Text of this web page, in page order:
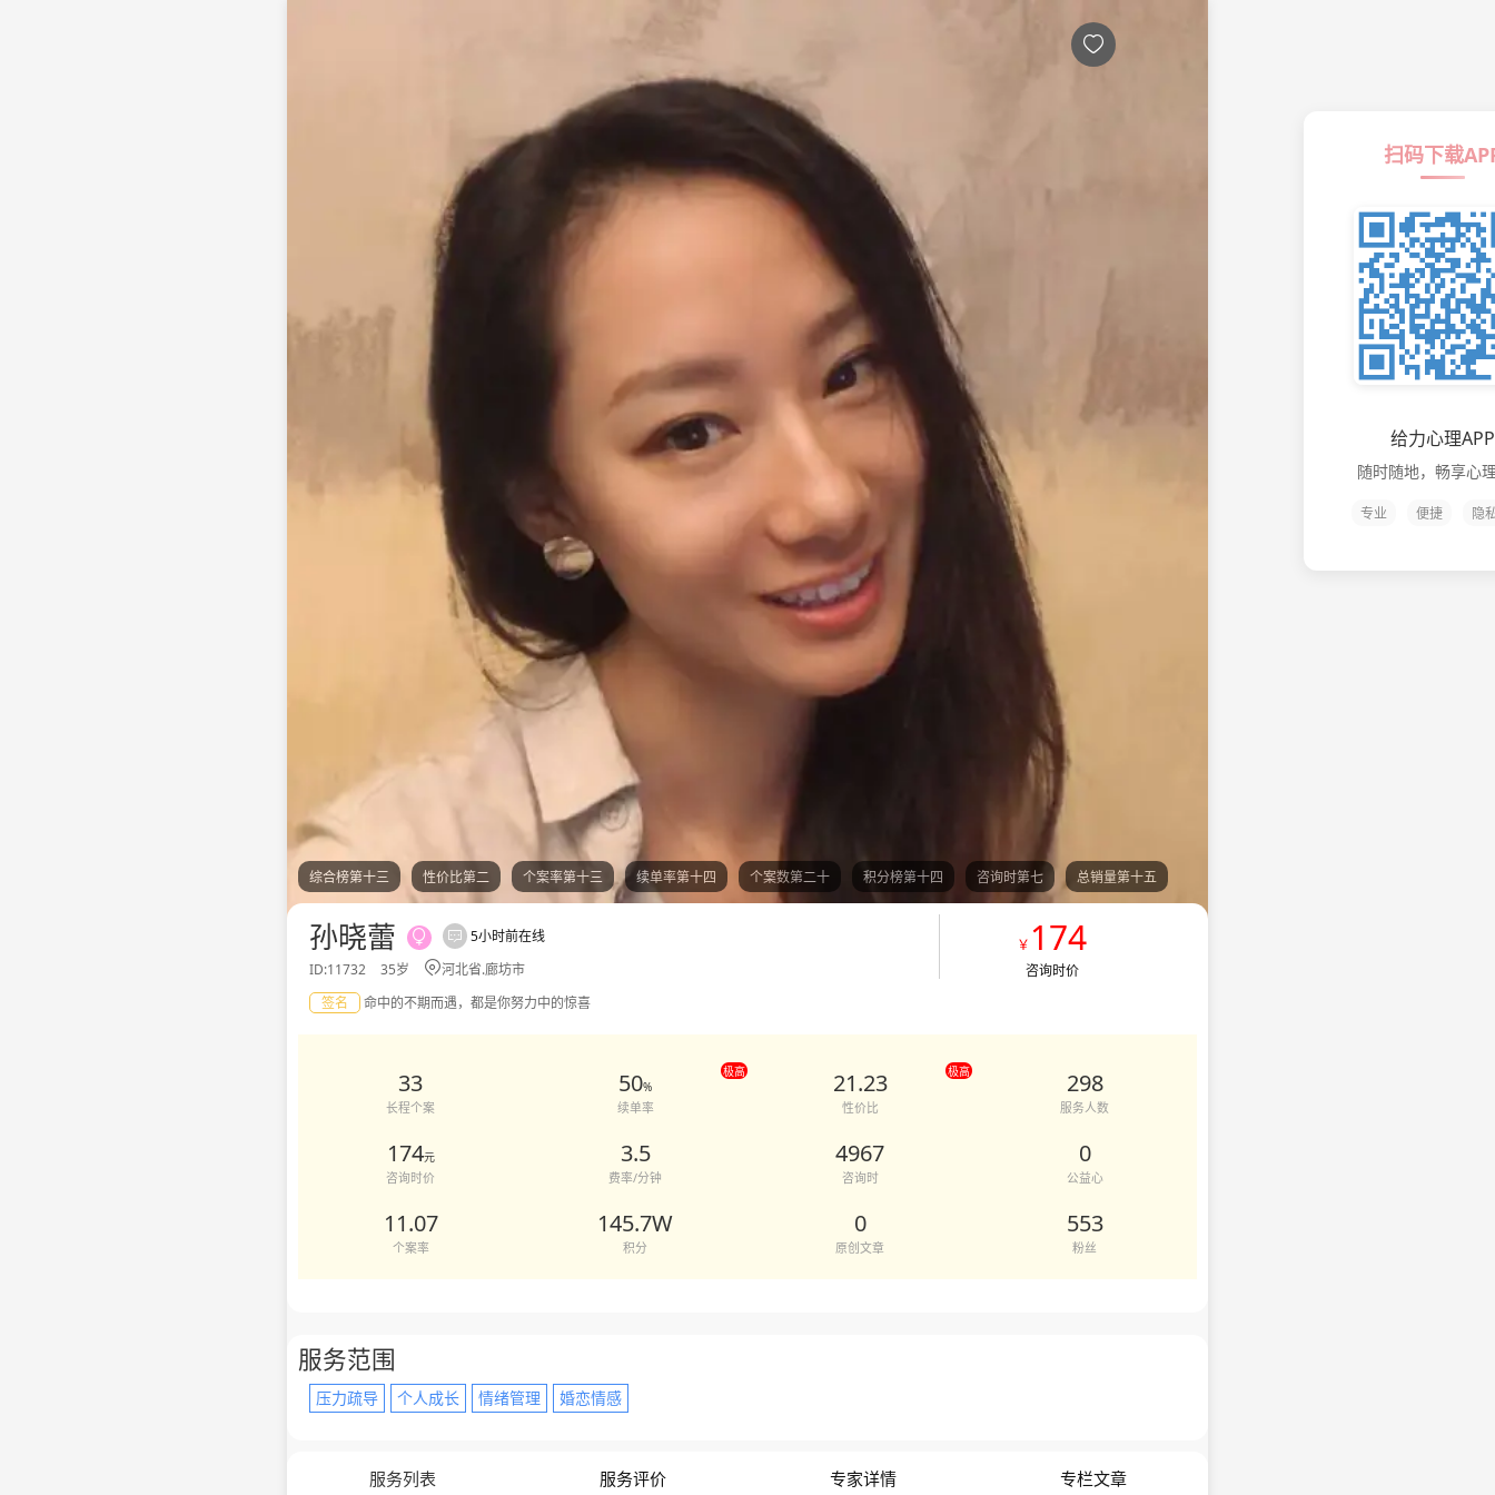

综合榜第十三 性价比第二 个案率第十三 续单率第十四 个案数第二十 积分榜第十四 咨询时第七 总销量第十五
孙晓蕾  
5小时前在线
ID:11732
35岁 河北省.廊坊市
￥ 174
咨询时价
签名
命中的不期而遇，都是你努力中的惊喜
33
长程个案
50%
续单率
极高 21.23
性价比
极高 298
服务人数
174元
咨询时价
3.5
费率/分钟
4967
咨询时
0
公益心
11.07
个案率
145.7W
积分
0
原创文章
553
粉丝
服务范围
压力疏导 个人成长 情绪管理 婚恋情感
服务列表 服务评价 专家详情 专栏文章
扫码下载
给力心理APP
随时随地，畅享心
专业 便捷 隐